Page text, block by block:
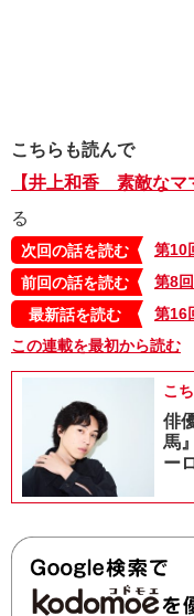
こちらも読んで
【井上和香 素敵なマ
る
次回の話を読む
前回の話を読む
最新話を読む
この連載を最初から読む
こ
俳
馬
ー